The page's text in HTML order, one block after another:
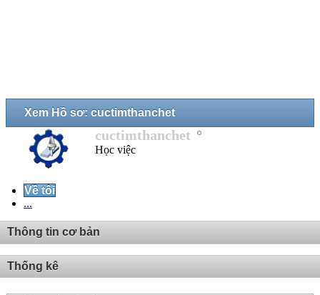
Xem Hồ sơ: cuctimthanchet
cuctimthanchet
Học việc
Về tôi
...
Thông tin cơ bản
Thống kê